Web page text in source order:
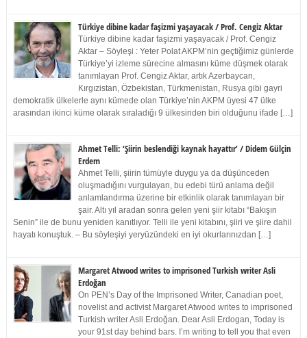
Türkiye dibine kadar faşizmi yaşayacak / Prof. Cengiz Aktar
Türkiye dibine kadar faşizmi yaşayacak / Prof. Cengiz
Aktar – Söyleşi : Yeter Polat AKPM’nin geçtiğimiz günlerde
Türkiye’yi izleme sürecine almasını küme düşmek olarak
tanımlayan Prof. Cengiz Aktar, artık Azerbaycan,
Kırgızistan, Özbekistan, Türkmenistan, Rusya gibi gayri
demokratik ülkelerle aynı kümede olan Türkiye’nin AKPM üyesi 47 ülke
arasından ikinci küme olarak sıraladığı 9 ülkesinden biri olduğunu ifade […]
Ahmet Telli: ‘Şiirin beslendiği kaynak hayattır’ / Didem Gülçin
Erdem
Ahmet Telli, şiirin tümüyle duygu ya da düşünceden
oluşmadığını vurgulayan, bu edebi türü anlama değil
anlamlandırma üzerine bir etkinlik olarak tanımlayan bir
şair. Altı yıl aradan sonra gelen yeni şiir kitabı “Bakışın
Senin” ile de bunu yeniden kanıtlıyor. Telli ile yeni kitabını, şiiri ve şiire dahil
hayatı konuştuk. – Bu söyleşiyi yeryüzündeki en iyi okurlarınızdan […]
Margaret Atwood writes to imprisoned Turkish writer Asli
Erdoğan
On PEN’s Day of the Imprisoned Writer, Canadian poet,
novelist and activist Margaret Atwood writes to imprisoned
Turkish writer Asli Erdoğan. Dear Asli Erdogan, Today is
your 91st day behind bars. I’m writing to tell you that even